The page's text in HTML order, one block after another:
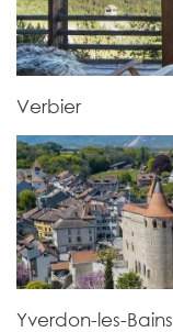
Verbier
Yverdon-les-Bains